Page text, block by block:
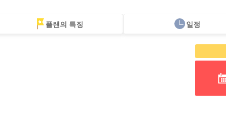
조몬 삼나무 투어
플랜의 특징 일정